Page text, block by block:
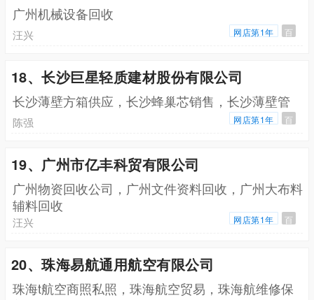
广州机械设备回收
汪兴 网店第1年 百
18、长沙巨星轻质建材股份有限公司
长沙薄壁方箱供应，长沙蜂巢芯销售，长沙薄壁管
陈强 网店第1年 百
19、广州市亿丰科贸有限公司
广州物资回收公司，广州文件资料回收，广州大布料
辅料回收
汪兴 网店第1年 百
20、珠海易航通用航空有限公司
珠海t航空商照私照，珠海航空贸易，珠海航维修保